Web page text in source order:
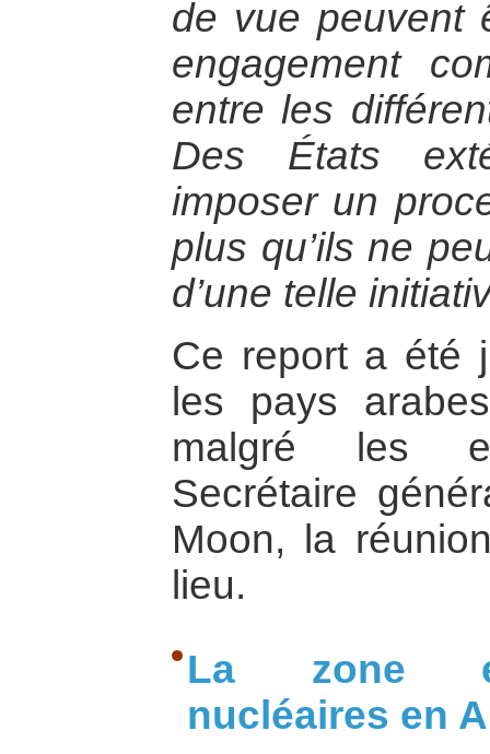
de vue peuvent
engagement
entre les
Des États
imposer un
plus qu’ils ne
d’une telle
Ce report a été
les pays
malgré les
Secrétaire
Moon, la
lieu.
La zone
nucléaires en